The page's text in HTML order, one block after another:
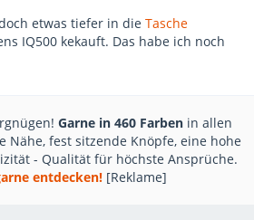
etwas tiefer in die Tasche
IQ500 kekauft. Das habe ich noch
Garne in 460 Farben in allen
Nähe, fest sitzende Knöpfe, eine hohe
- Qualität für höchste Ansprüche.
entdecken! [Reklame]